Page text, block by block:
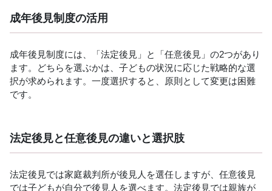
成年後見制度の活用
成年後見制度には、「法定後見」と「任意後見」の2つがあり
ます。どちらを選ぶかは、子どもの状況に応じた戦略的な選
択が求められます。一度選択すると、原則として変更は困難
です。
法定後見と任意後見の違いと選択肢
法定後見では家庭裁判所が後見人を選任しますが、任意後見
では子どもが自分で後見人を選べます。法定後見では親族が